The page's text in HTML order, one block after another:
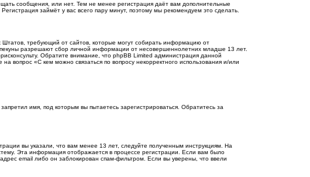
сообщения, или нет. Тем не менее регистрация даёт вам дополнительные
займёт у вас всего пару минут, поэтому мы рекомендуем это сделать.
Штатов, требующий от сайтов, которые могут собирать информацию от
разрешают сбор личной информации от несовершеннолетних младше 13 лет.
Обратите внимание, что phpBB Limited администрация данной
вопрос «С кем можно связаться по вопросу некорректного использования и/или
имя, под которым вы пытаетесь зарегистрироваться. Обратитесь за
вы указали, что вам менее 13 лет, следуйте полученным инструкциям. На
Эта информация отображается в процессе регистрации. Если вам было
email либо он заблокирован спам-фильтром. Если вы уверены, что ввели